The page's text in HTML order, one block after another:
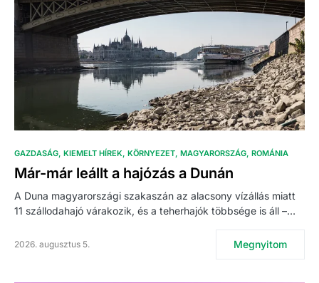
GAZDASÁG KIEMELT HÍREK KÖRNYEZET MAGYARORSZÁG ROMÁNIA
Már-már leállt a hajózás a Dunán
A Duna magyarországi szakaszán az alacsony vízállás miatt
11 szállodahajó várakozik, és a teherhajók többsége is áll –…
2026. augusztus 5. Megnyitom